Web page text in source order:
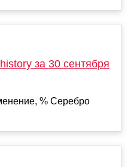
за 30 сентября
% Серебро